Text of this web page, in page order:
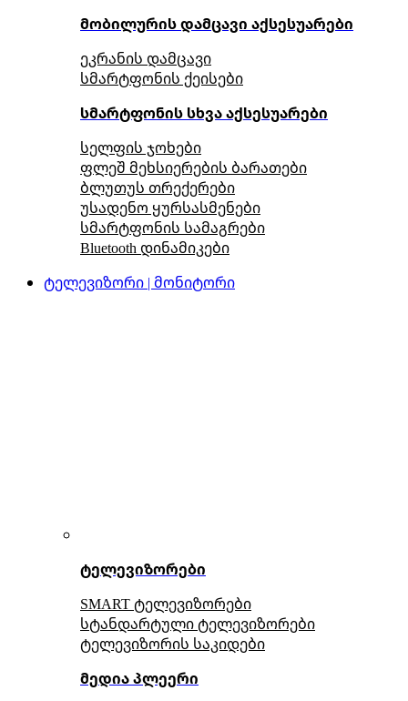
მობილურის დამცავი აქსესუარები
ეკრანის დამცავი
სმარტფონის ქეისები
სმარტფონის სხვა აქსესუარები
სელფის ჯოხები
ფლეშ მეხსიერების ბარათები
ბლუთუს თრექერები
უსადენო ყურსასმენები
სმარტფონის სამაგრები
Bluetooth დინამიკები
ტელევიზორი | მონიტორი
ტელევიზორები
SMART ტელევიზორები
სტანდარტული ტელევიზორები
ტელევიზორის საკიდები
მედია პლეერი